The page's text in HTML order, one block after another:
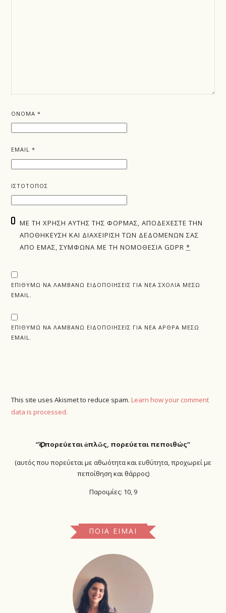
ΌΝΟΜΑ*
EMAIL*
ΙΣΤΌΤΟΠΟΣ
ΜΕ ΤΗ ΧΡΉΣΗ ΑΥΤΉΣ ΤΗΣ ΦΌΡΜΑΣ, ΑΠΟΔΈΧΕΣΤΕ ΤΗΝ
ΑΠΟΘΉΚΕΥΣΗ ΚΑΙ ΔΙΑΧΕΊΡΙΣΗ ΤΩΝ ΔΕΔΟΜΈΝΩΝ ΣΑΣ
ΑΠΌ ΕΜΆΣ, ΣΎΜΦΩΝΑ ΜΕ ΤΗ ΝΟΜΟΘΕΣΊΑ GDPR*
ΕΠΙΘΥΜΏ ΝΑ ΛΑΜΒΆΝΩ ΕΙΔΟΠΟΙΉΣΕΙΣ ΓΙΑ ΝΈΑ ΣΧΌΛΙΑ ΜΈΣΩ
EMAIL.
ΕΠΙΘΥΜΏ ΝΑ ΛΑΜΒΆΝΩ ΕΙΔΟΠΟΙΉΣΕΙΣ ΓΙΑ ΝΈΑ ΆΡΘΡΑ ΜΈΣΩ
EMAIL.
This site uses Akismet to reduce spam. Learn how your comment
data is processed.
“Ὅς πορεύεται ἁπλῶς, πορεύεται πεποιθώς”
(αυτός που πορεύεται με αθωότητα και ευθύτητα, προχωρεί με
πεποίθηση και θάρρος)
Παροιμίες: 10, 9
ΠΟΙΑ ΕΊΜΑΙ